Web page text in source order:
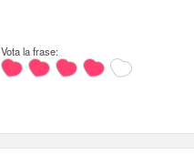
Vota la frase: